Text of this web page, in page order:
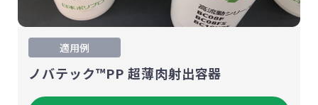
適用例
ノバテック™PP 超薄肉射出容器